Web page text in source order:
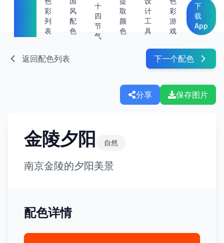
彩
列
表
风
配
色
十
四
节
气
取
颜
色
计
工
具
彩
游
戏
下
载
App
返回配色列表 下一个配色
分享 保存图片
金陵夕阳 自然
南京金陵的夕阳美景
配色详情